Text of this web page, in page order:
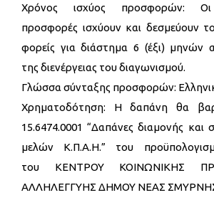
Χρόνος ισχύος προσφορών: Οι
προσφορές ισχύουν και δεσμεύουν
φορείς για διάστημα 6 (έξι) μηνών
της διενέργειας του διαγωνισμού.
Γλώσσα σύνταξης προσφορών:
Χρηματοδότηση: Η δαπάνη θα
15.6474.0001 “Δαπάνες διαμονής και
μελών Κ.Π.Α.Η.” του
του ΚΕΝΤΡΟΥ ΚΟΙΝΩΝΙΚΗΣ
ΑΛΛΗΛΕΓΓΥΗΣ ΔΗΜΟΥ ΝΕΑΣ